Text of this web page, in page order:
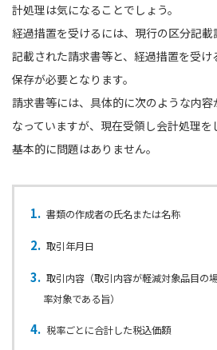
計処理は気になることでしょう。
経過措置を受けるには、現行の区分記
記載された請求書等と、経過措置を受
保存が必要となります。
請求書等には、具体的に次のような内
なっていますが、現在受領し会計処理を
基本的に問題はありません。
書類の作成者の⽒名または名称
取引年⽉⽇
取引内容（取引内容が軽減対象品目の
率対象である旨）
税率ごとに合計した税込価額